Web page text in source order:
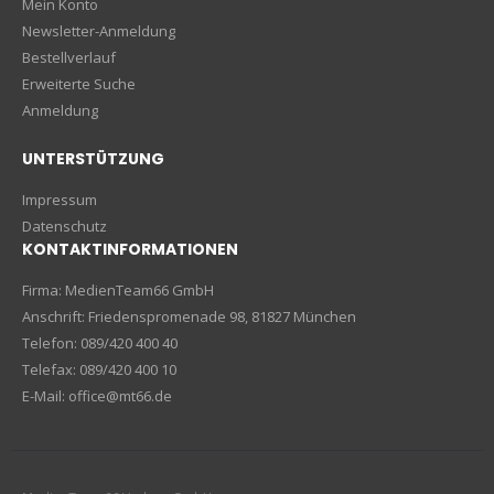
Mein Konto
Newsletter-Anmeldung
Bestellverlauf
Erweiterte Suche
Anmeldung
UNTERSTÜTZUNG
Impressum
Datenschutz
KONTAKTINFORMATIONEN
Firma: MedienTeam66 GmbH
Anschrift: Friedenspromenade 98, 81827 München
Telefon: 089/420 400 40
Telefax: 089/420 400 10
E-Mail: office@mt66.de